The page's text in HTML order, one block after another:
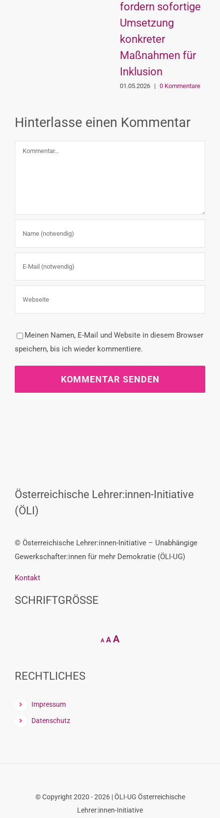
fordern sofortige
Umsetzung
konkreter
Maßnahmen für
Inklusion
01.05.2026 | 0 Kommentare
Hinterlasse einen Kommentar
Kommentar
Meinen Namen, E-Mail und Website in diesem Browser
speichern, bis ich wieder kommentiere.
Österreichische Lehrer:innen-Initiative
(ÖLI)
© Österreichische Lehrer:innen-Initiative – Unabhängige
Gewerkschafter:innen für mehr Demokratie (ÖLI-UG)
Kontakt
SCHRIFTGRÖSSE
A
Decrease
font
A Reset
AIncrease
RECHTLICHES
Impressum
Datenschutz
© Copyright 2020 - 2026 | ÖLI-UG Österreichische
Lehrer:innen-Initiative